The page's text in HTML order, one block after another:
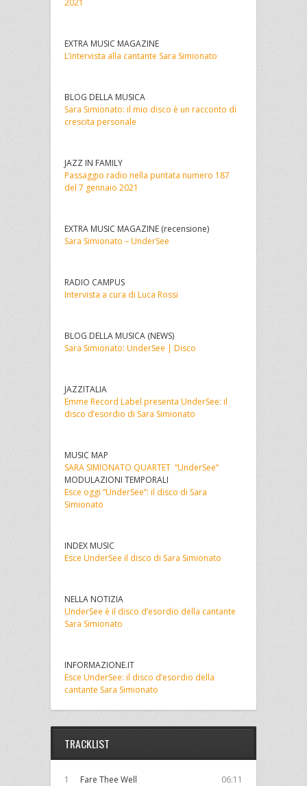
2021
EXTRA MUSIC MAGAZINE
L’intervista alla cantante Sara Simionato
BLOG DELLA MUSICA
Sara Simionato: il mio disco è un racconto di
crescita personale
JAZZ IN FAMILY
Passaggio radio nella puntata numero 187
del 7 gennaio 2021
EXTRA MUSIC MAGAZINE (recensione)
Sara Simionato – UnderSee
RADIO CAMPUS
Intervista a cura di Luca Rossi
BLOG DELLA MUSICA (NEWS)
Sara Simionato: UnderSee | Disco
JAZZITALIA
Emme Record Label presenta UnderSee: il
disco d’esordio di Sara Simionato
MUSIC MAP
SARA SIMIONATO QUARTET “UnderSee”
MODULAZIONI TEMPORALI
Esce oggi “UnderSee”: il disco di Sara
Simionato
INDEX MUSIC
Esce UnderSee il disco di Sara Simionato
NELLA NOTIZIA
UnderSee è il disco d’esordio della cantante
Sara Simionato
INFORMAZIONE.IT
Esce UnderSee: il disco d’esordio della
cantante Sara Simionato
TRACKLIST
1 Fare Thee Well
06:11